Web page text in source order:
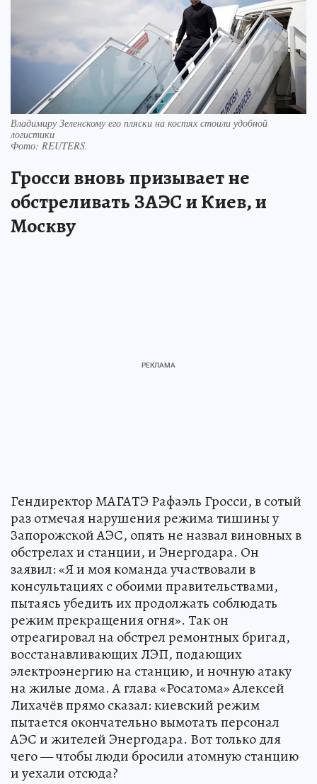
Владимиру Зеленскому его пляски на костях стоили удобной
логистики
Фото: REUTERS.
Гросси вновь призывает не
обстреливать ЗАЭС и Киев, и
Москву
Гендиректор МАГАТЭ Рафаэль Гросси, в сотый
раз отмечая нарушения режима тишины у
Запорожской АЭС, опять не назвал виновных в
обстрелах и станции, и Энергодара. Он
заявил: «Я и моя команда участвовали в
консультациях с обоими правительствами,
пытаясь убедить их продолжать соблюдать
режим прекращения огня». Так он
отреагировал на обстрел ремонтных бригад,
восстанавливающих ЛЭП, подающих
электроэнергию на станцию, и ночную атаку
на жилые дома. А глава «Росатома» Алексей
Лихачёв прямо сказал: киевский режим
пытается окончательно вымотать персонал
АЭС и жителей Энергодара. Вот только для
чего — чтобы люди бросили атомную станцию
и уехали отсюда?